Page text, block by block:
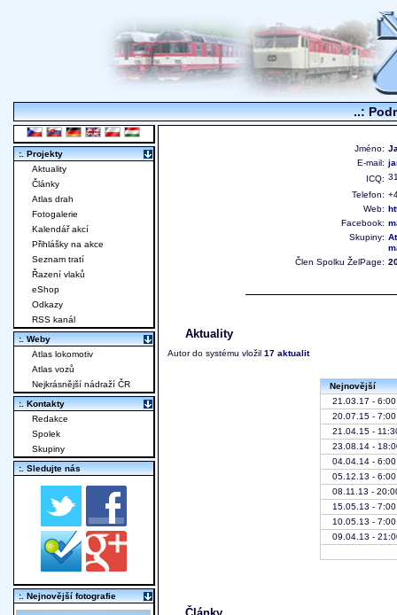
..:
Jméno:
E-mail:
ICQ:
Telefon:
Web:
Facebook:
Skupiny:
Člen Spolku ŽelPage:
Aktuality
Autor do systému vložil 17 aktualit
Nejnovější
21.03.17 - 6:00
20.07.15 - 7:00
21.04.15 -
23.08.14 -
04.04.14 - 6:00
05.12.13 - 6:00
08.11.13 -
15.05.13 - 7:00
10.05.13 - 7:00
09.04.13 -
:. Projekty
Aktuality
Články
Atlas drah
Fotogalerie
Kalendář akcí
Přihlášky na akce
Seznam tratí
Řazení vlaků
eShop
Odkazy
RSS kanál
:. Weby
Atlas lokomotiv
Atlas vozů
Nejkrásnější nádraží ČR
:. Kontakty
Redakce
Spolek
Skupiny
:. Sledujte nás
:. Nejnovější fotografie